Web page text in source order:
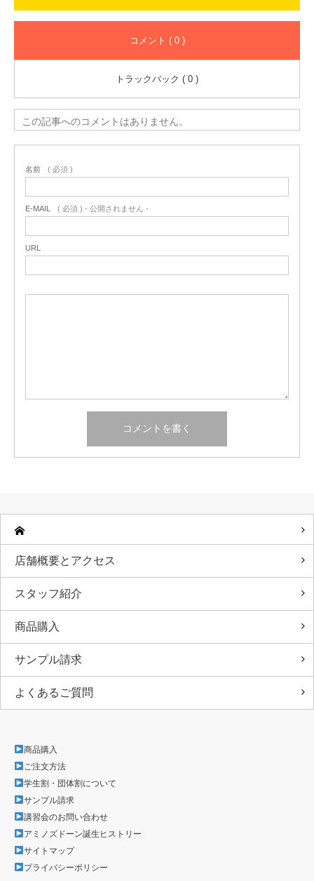
コメント ( 0 )
トラックバック ( 0 )
この記事へのコメントはありません。
名前 ( 必須 )
E-MAIL ( 必須 ) - 公開されません -
URL
店舗概要とアクセス
スタッフ紹介
商品購入
サンプル請求
よくあるご質問
商品購入
ご注文方法
学生割・団体割について
サンプル請求
講習会のお問い合わせ
アミノズドーン誕生ヒストリー
サイトマップ
プライバシーポリシー